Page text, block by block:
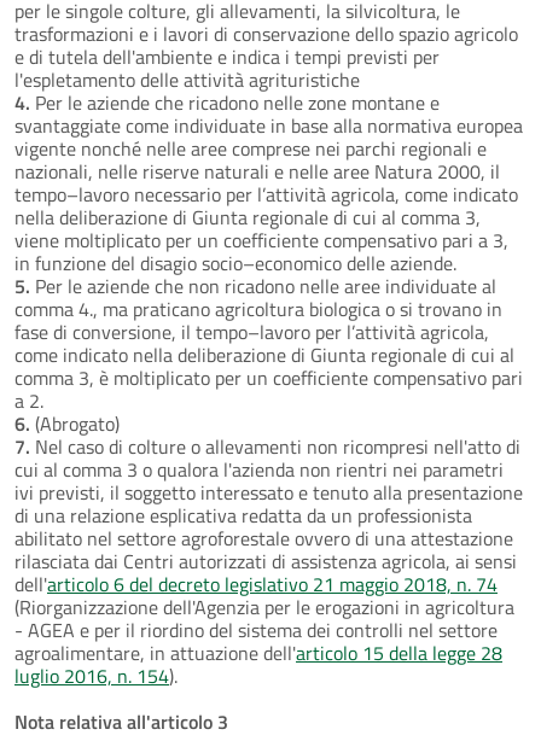
per le singole colture, gli allevamenti, la silvicoltura, le
trasformazioni e i lavori di conservazione dello spazio agricolo
e di tutela dell'ambiente e indica i tempi previsti per
l'espletamento delle attività agrituristiche
4. Per le aziende che ricadono nelle zone montane e
svantaggiate come individuate in base alla normativa europea
vigente nonché nelle aree comprese nei parchi regionali e
nazionali, nelle riserve naturali e nelle aree Natura 2000, il
tempo–lavoro necessario per l’attività agricola, come indicato
nella deliberazione di Giunta regionale di cui al comma 3,
viene moltiplicato per un coefficiente compensativo pari a 3,
in funzione del disagio socio–economico delle aziende.
5. Per le aziende che non ricadono nelle aree individuate al
comma 4., ma praticano agricoltura biologica o si trovano in
fase di conversione, il tempo–lavoro per l’attività agricola,
come indicato nella deliberazione di Giunta regionale di cui al
comma 3, è moltiplicato per un coefficiente compensativo pari
a 2.
6. (Abrogato)
7. Nel caso di colture o allevamenti non ricompresi nell'atto di
cui al comma 3 o qualora l'azienda non rientri nei parametri
ivi previsti, il soggetto interessato e tenuto alla presentazione
di una relazione esplicativa redatta da un professionista
abilitato nel settore agroforestale ovvero di una attestazione
rilasciata dai Centri autorizzati di assistenza agricola, ai sensi
dell'articolo 6 del decreto legislativo 21 maggio 2018, n. 74
(Riorganizzazione dell'Agenzia per le erogazioni in agricoltura
- AGEA e per il riordino del sistema dei controlli nel settore
agroalimentare, in attuazione dell'articolo 15 della legge 28
luglio 2016, n. 154).
Nota relativa all'articolo 3